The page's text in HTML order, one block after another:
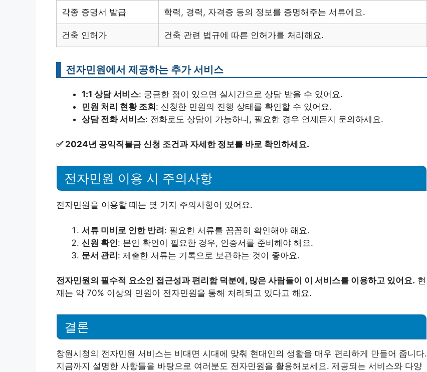
각종 증명서 발급 학력, 경력, 자격증 등의 정보를 증명해주는 서류에요.
건축 인허가 건축 관련 법규에 따른 인허가를 처리해요.
전자민원에서 제공하는 추가 서비스
1:1 상담 서비스: 궁금한 점이 있으면 실시간으로 상담 받을 수 있어요.
민원 처리 현황 조회: 신청한 민원의 진행 상태를 확인할 수 있어요.
상담 전화 서비스: 전화로도 상담이 가능하니, 필요한 경우 언제든지 문의하세요.
✅ 2024년 공익직불금 신청 조건과 자세한 정보를 바로 확인하세요.
전자민원 이용 시 주의사항
전자민원을 이용할 때는 몇 가지 주의사항이 있어요.
서류 미비로 인한 반려: 필요한 서류를 꼼꼼히 확인해야 해요.
신원 확인: 본인 확인이 필요한 경우, 인증서를 준비해야 해요.
문서 관리: 제출한 서류는 기록으로 보관하는 것이 좋아요.
전자민원의 필수적 요소인 접근성과 편리함 덕분에, 많은 사람들이 이 서비스를 이용하고 있어요. 현
재는 약 70% 이상의 민원이 전자민원을 통해 처리되고 있다고 해요.
결론
창원시청의 전자민원 서비스는 비대면 시대에 맞춰 현대인의 생활을 매우 편리하게 만들어 줍니다.
지금까지 설명한 사항들을 바탕으로 여러분도 전자민원을 활용해보세요. 제공되는 서비스와 다양